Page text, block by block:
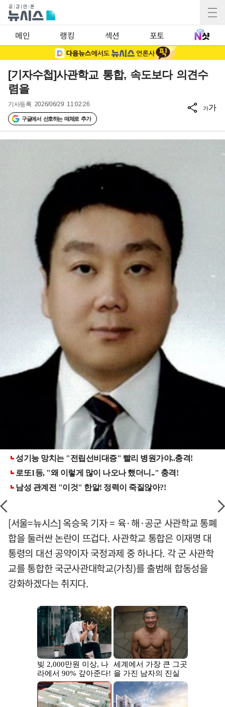
메인 랭킹 섹션 포토
[기자수첩]사관학교 통합, 속도보다 의견수
렴을
기사등록 2026/06/29 11:02:26
구글에서 선호하는 매체로 추가
가가
[서울=뉴시스] 옥승욱 기자 = 육·해·공군 사관학교 통폐
합을 둘러싼 논란이 뜨겁다. 사관학교 통합은 이재명 대
통령의 대선 공약이자 국정과제 중 하나다. 각 군 사관학
교를 통합한 국군사관대학교(가칭)를 출범해 합동성을
강화하겠다는 취지다.